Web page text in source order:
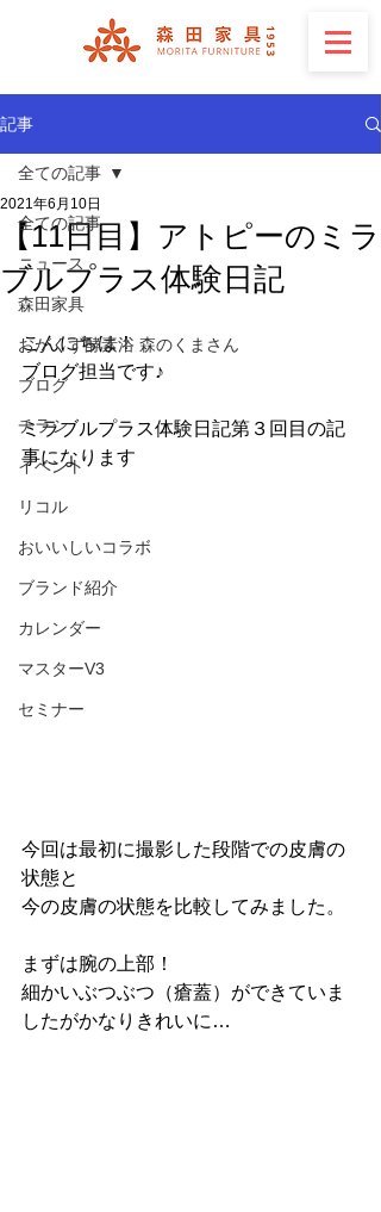
記事
全ての記事
ニュース
森田家具
おがくず酵素浴 森のくまさん
ブログ
チラシ
イベント
リコル
おいいしいコラボ
ブランド紹介
カレンダー
マスターV3
セミナー
全ての記事
【11日目】アトピーのミラ
ブルプラス体験日記
2021年6月10日
こんにちは！
ブログ担当です♪
ミラブルプラス体験日記第３回目の記
事になります
今回は最初に撮影した段階での皮膚の
状態と
今の皮膚の状態を比較してみました。
まずは腕の上部！
細かいぶつぶつ（瘡蓋）ができていま
したがかなりきれいに…